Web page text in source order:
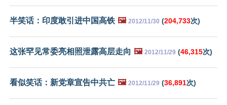
半笑话：印度敢引进中国高铁 🖼️ 2012/11/30 (204,733次)
这张罕见常委亮相照泄露高层走向 🖼️ 2012/11/29 (46,315次)
看似笑话：新党章宣告中共亡 🖼️ 2012/11/29 (36,891次)